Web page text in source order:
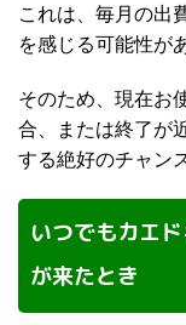
これは、毎月の出
を感じる可能性が
そのため、現在お
合、または終了が
する絶好のチャン
いつでもカエ
が来たとき